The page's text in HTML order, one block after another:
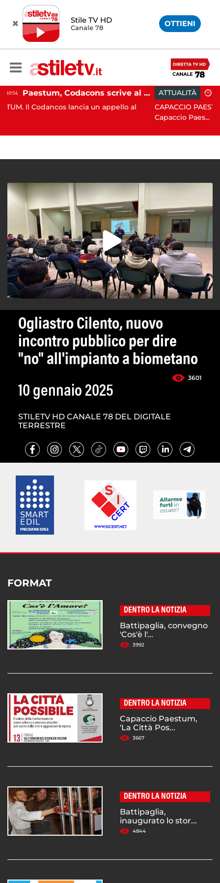
Stile TV HD
Canale 78 OTTIENI
Paestum, Codacons scrive al ministro Giuli: "Rilanciare scavi dell'Anfiteatro nell'area archeologica"
lancia un appello al
ATTUALITÀ 15:05
CAPACCIO PAESTUM. Incisiva
Ogliastro Cilento, nuovo
incontro pubblico per dire
"no" all'impianto a biometano
3601
10 gennaio 2025
STILETV HD CANALE 78 DEL DIGITALE
TERRESTRE
FORMAT
DENTRO LA NOTIZIA
Battipaglia, convegno
'Cos'è l'...
3992
DENTRO LA NOTIZIA
Capaccio Paestum,
'La Città Pos...
3667
DENTRO LA NOTIZIA
Battipaglia,
inaugurato lo stor...
4844